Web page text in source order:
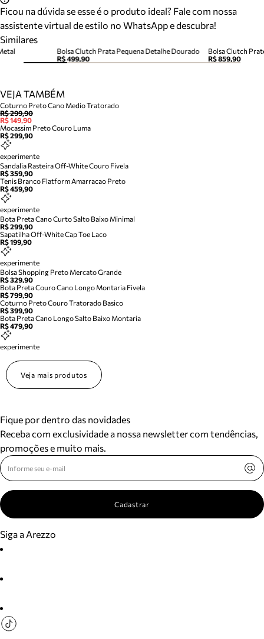
Ficou na dúvida se esse é o produto ideal? Fale com nossa
assistente virtual de estilo no WhatsApp e descubra!
Similares
Bolsa Clutch Prata Pequena Detalhe Dourado
R$ 499,90
Bolsa Clutch
R$ 859,90
VEJA TAMBÉM
Coturno Preto Cano Medio Tratorado
R$ 299,90
R$ 149,90
Mocassim Preto Couro Luma
R$ 299,90
experimente
Sandalia Rasteira Off-White Couro Fivela
R$ 359,90
Tenis Branco Flatform Amarracao Preto
R$ 459,90
experimente
Bota Preta Cano Curto Salto Baixo Minimal
R$ 299,90
Sapatilha Off-White Cap Toe Laco
R$ 199,90
experimente
Bolsa Shopping Preto Mercato Grande
R$ 329,90
Bota Preta Couro Cano Longo Montaria Fivela
R$ 799,90
Coturno Preto Couro Tratorado Basico
R$ 399,90
Bota Preta Cano Longo Salto Baixo Montaria
R$ 479,90
experimente
Veja mais produtos
Fique por dentro das novidades
Receba com exclusividade a nossa newsletter com tendências,
promoções e muito mais.
Cadastrar
Siga a Arezzo